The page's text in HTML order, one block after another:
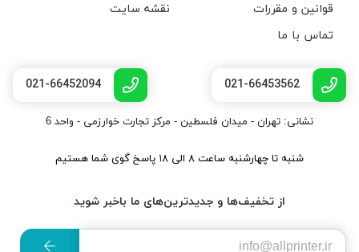
قوانین و مقررات
نقشه سایت
تماس با ما
021-66453562
021-66452094
نشانی: تهران - میدان فلسطین - مرکز تجارت خوارزمی - واحد 6
شنبه تا چهارشنبه ساعت ۸ الی ۱۸ پاسخ گوی شما هستیم
از تخفیف‌ها و جدیدترین‌های ما باخبر شوید